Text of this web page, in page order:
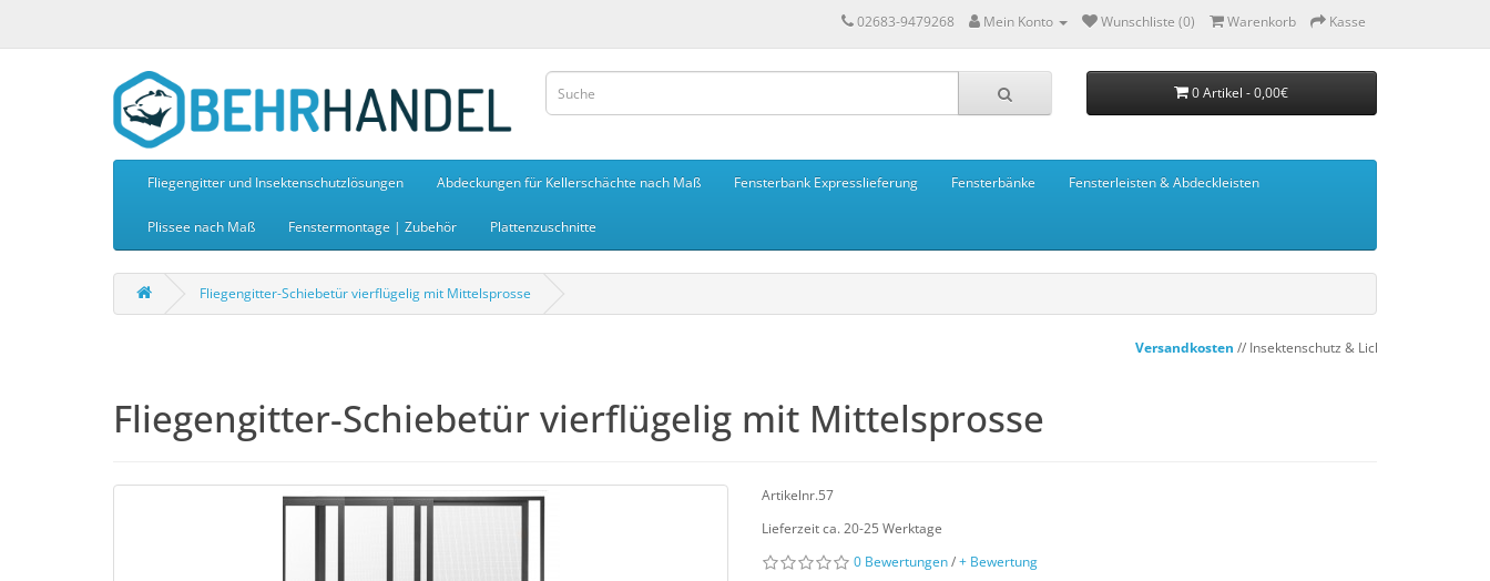
02683-9479268 Mein Konto Wunschliste (0) Warenkorb Kasse
0 Artikel - 0,00€
Fliegengitter und Insektenschutzlösungen Abdeckungen für Kellerschächte nach Maß Fensterbank Expresslieferung Fensterbänke Fensterleisten & Abdeckleisten
Plissee nach Maß Fenstermontage | Zubehör Plattenzuschnitte
Fliegengitter-Schiebetür vierflügelig mit Mittelsprosse
Versandkosten// Insektenschutz & Lichtschachtabdeckungen:
Fliegengitter-Schiebetür vierflügelig mit Mittelsprosse
Artikelnr.57
Lieferzeit ca. 20-25 Werktage
0 Bewertungen/+ Bewertung